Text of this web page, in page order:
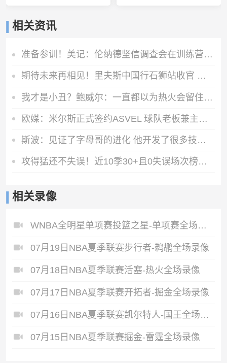
相关资讯
准备参训！美记：伦纳德坚信调查会在训练营开始前结束
期待未来再相见！里夫斯中国行石狮站收官 嘉年华与球迷互动
我才是小丑？鲍威尔：一直都以为热火会留住我 让我和字母哥搭档
欧媒：米尔斯正式签约ASVEL 球队老板兼主帅为托尼·帕克
斯波：见证了字母哥的进化 他开发了很多技巧但他还有上升空间
攻得猛还不失误！近10季30+且0失误场次榜：SGA领跑 浓眉第二
相关录像
WNBA全明星单项赛投篮之星-单项赛全场录像
07月19日NBA夏季联赛步行者-鹈鹕全场录像
07月18日NBA夏季联赛活塞-热火全场录像
07月17日NBA夏季联赛开拓者-掘金全场录像
07月16日NBA夏季联赛凯尔特人-国王全场录像
07月15日NBA夏季联赛掘金-雷霆全场录像